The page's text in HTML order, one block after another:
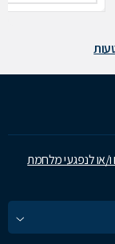
ו/או לנפגעי מלחמת